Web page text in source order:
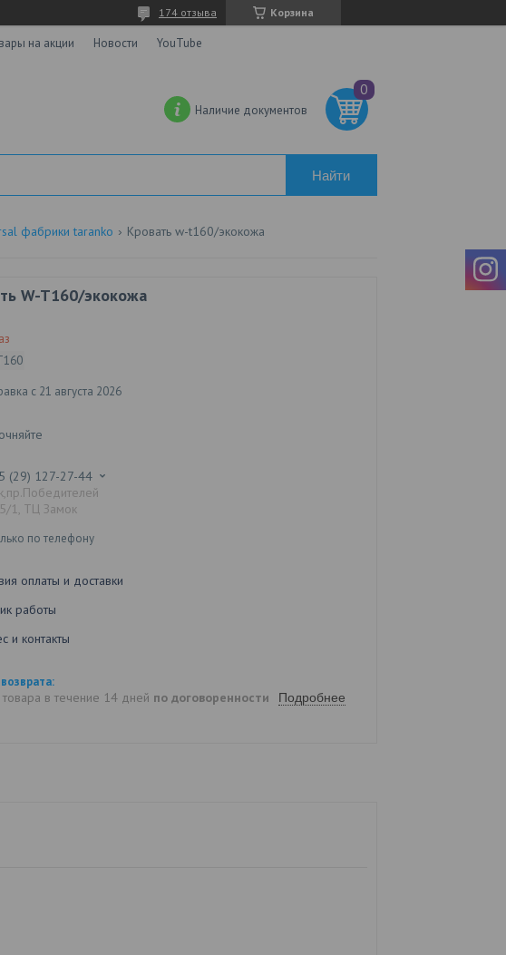
Корзина
174 отзыва
на акции Новости YouTube
Наличие документов
Найти
фабрики taranko Кровать w-t160/экокожа
W-T160/экокожа
с 21 августа 2026
(29) 127-27-44
1, ТЦ Замок
по телефону
оплаты и доставки
работы
и контакты
товара в течение 14 дней по договоренности Подробнее